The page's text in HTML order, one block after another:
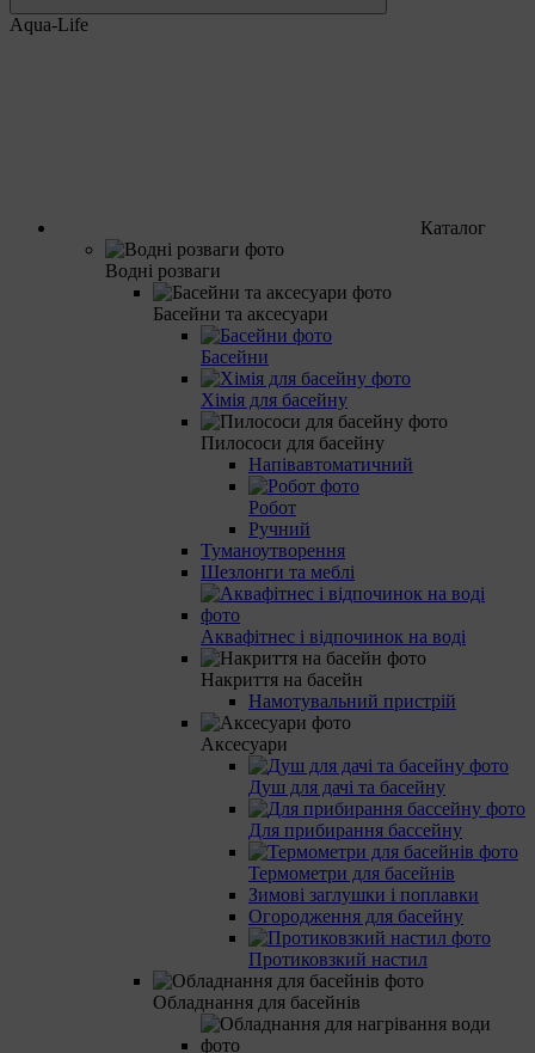
Aqua-Life
Каталог
Водні розваги
Басейни та аксесуари
Басейни
Хімія для басейну
Пилососи для басейну
Напівавтоматичний
Робот
Ручний
Туманоутворення
Шезлонги та меблі
Аквафітнес і відпочинок на воді
Накриття на басейн
Намотувальний пристрій
Аксесуари
Душ для дачі та басейну
Для прибирання бассейну
Термометри для басейнів
Зимові заглушки і поплавки
Огородження для басейну
Протиковзкий настил
Обладнання для басейнів